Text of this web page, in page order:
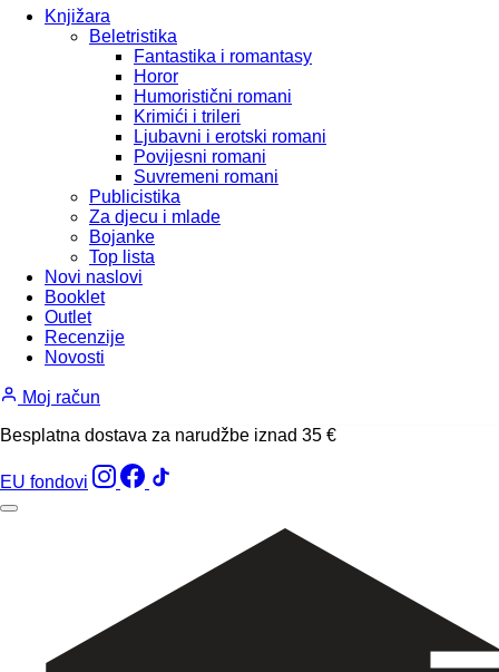
Knjižara
Beletristika
Fantastika i romantasy
Horor
Humoristični romani
Krimići i trileri
Ljubavni i erotski romani
Povijesni romani
Suvremeni romani
Publicistika
Za djecu i mlade
Bojanke
Top lista
Novi naslovi
Booklet
Outlet
Recenzije
Novosti
Moj račun
Besplatna dostava za narudžbe iznad 35 €
EU fondovi